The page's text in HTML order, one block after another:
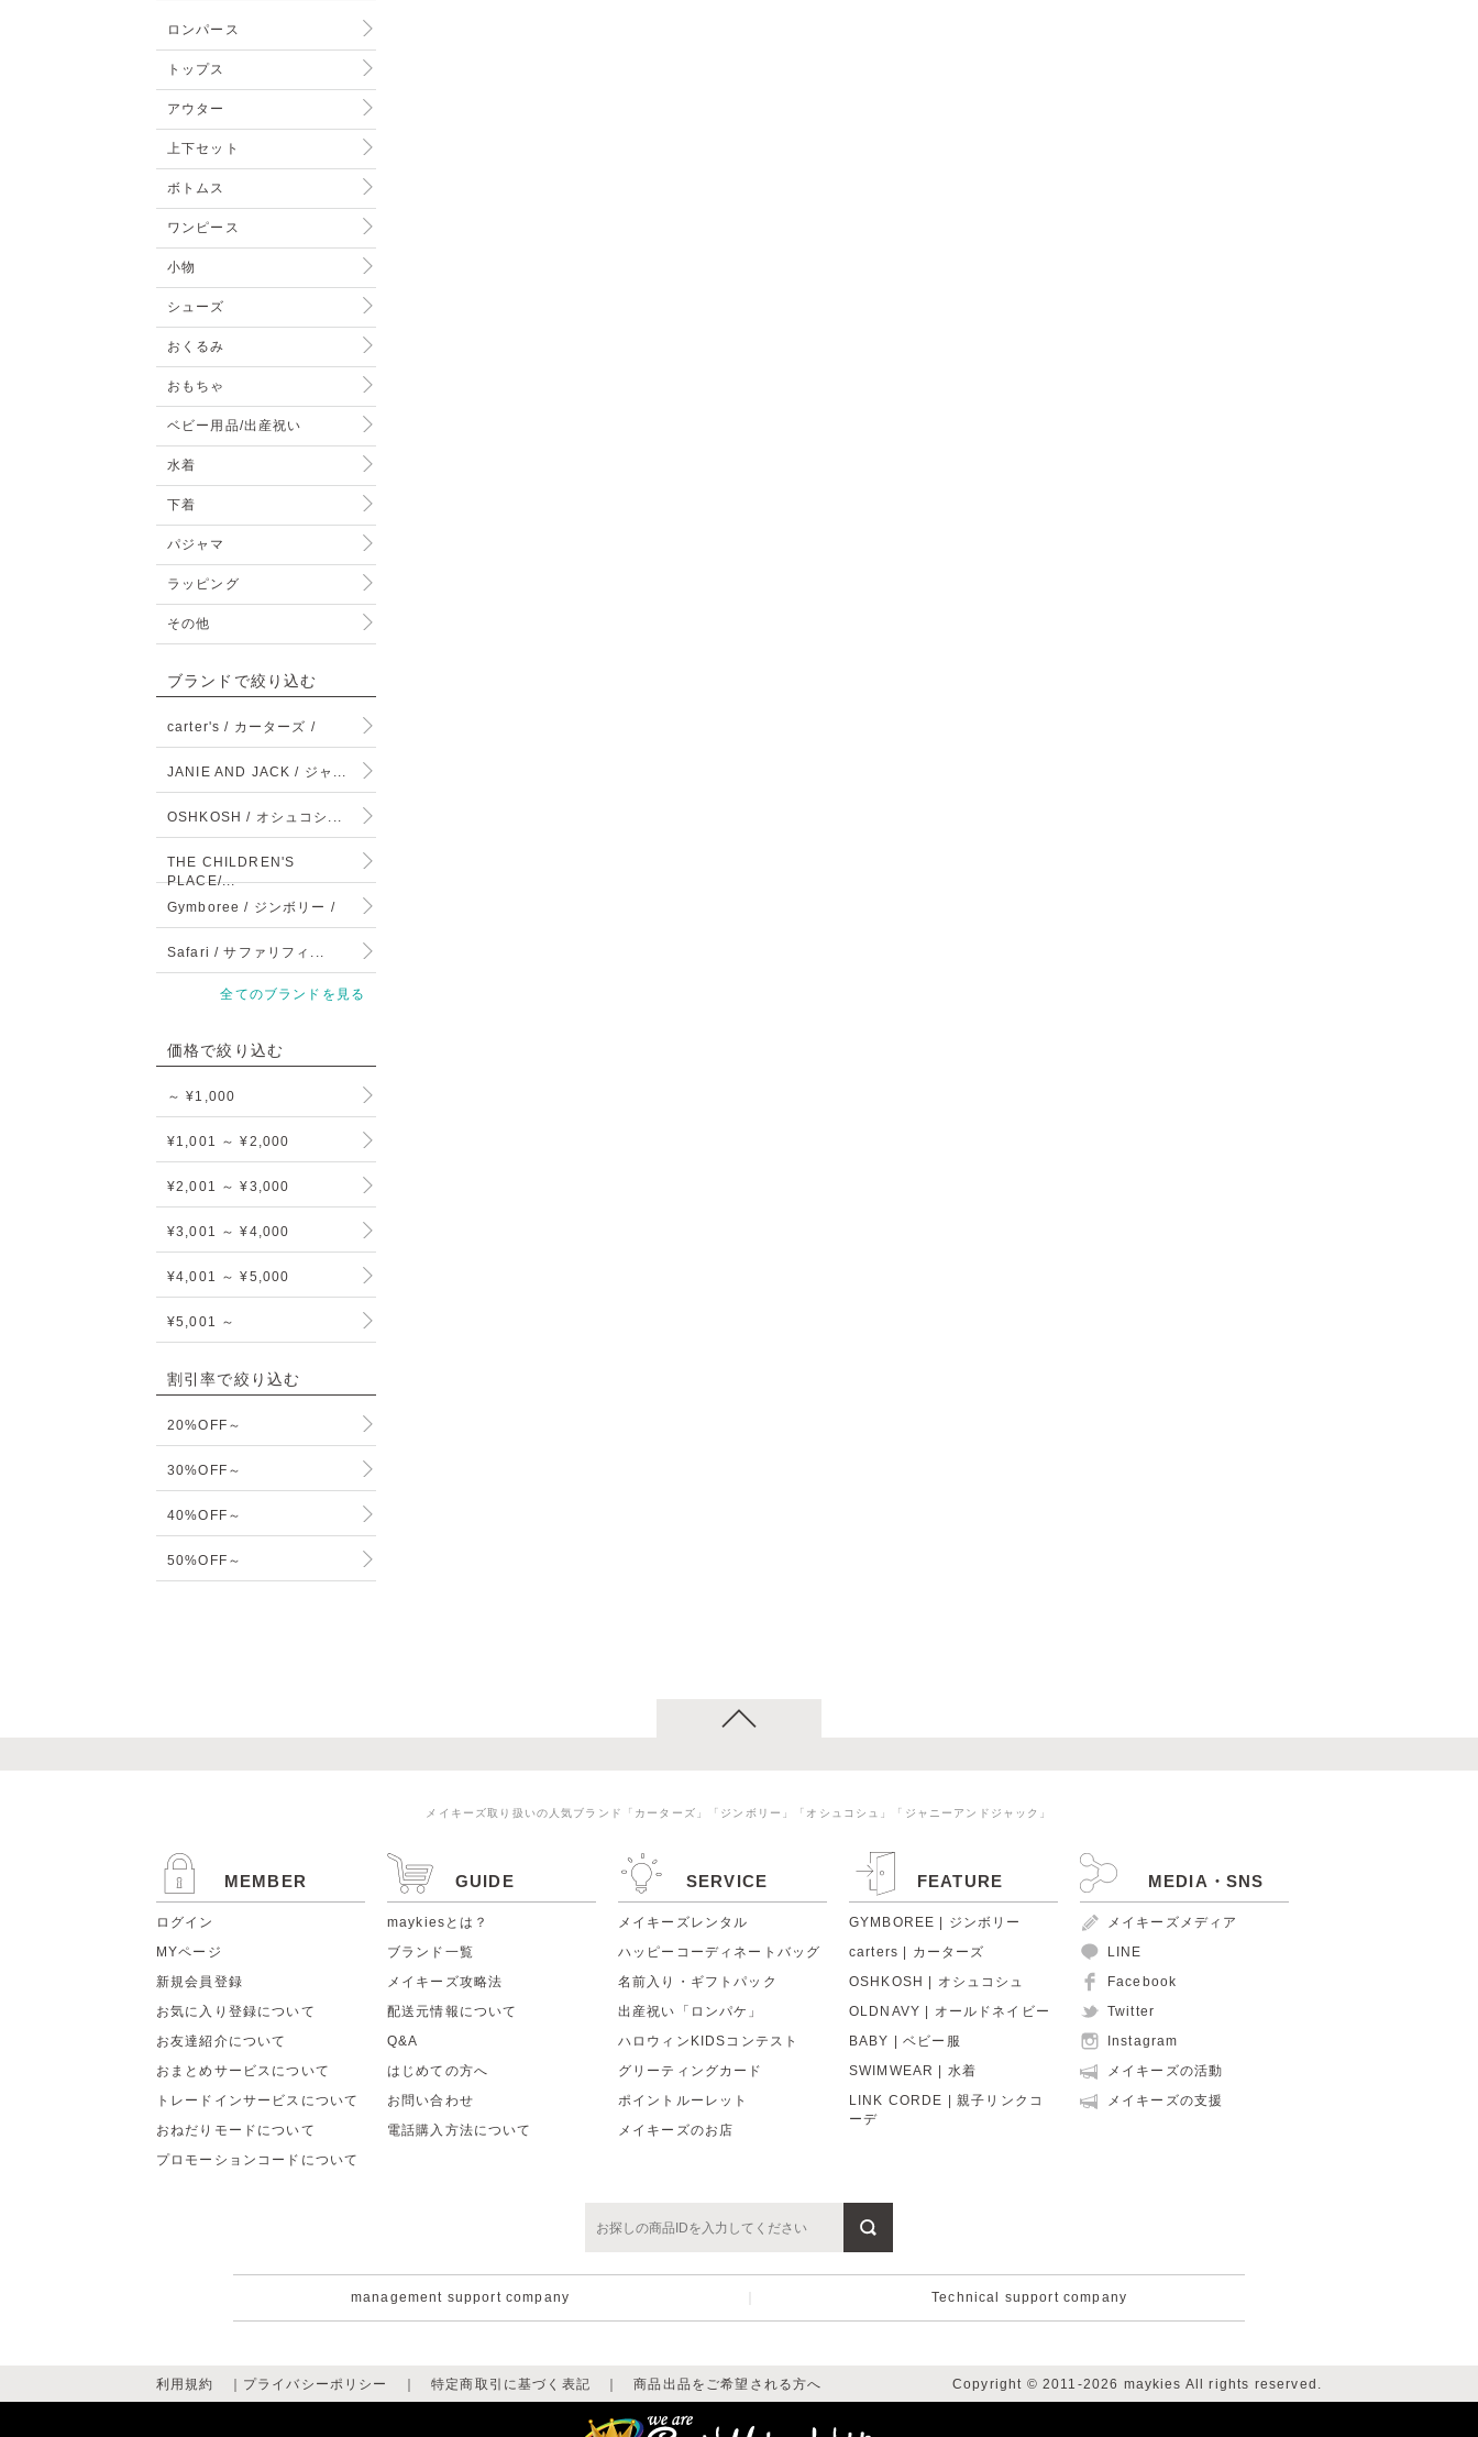
ロンパース
トップス
アウター
上下セット
ボトムス
ワンピース
小物
シューズ
おくるみ
おもちゃ
ベビー用品/出産祝い
水着
下着
パジャマ
ラッピング
その他
ブランドで絞り込む
carter's / カーターズ /
JANIE AND JACK / ジャ...
OSHKOSH / オシュコシ...
THE CHILDREN'S
PLACE/...
Gymboree / ジンボリー /
Safari / サファリフィ...
全てのブランドを見る
価格で絞り込む
～ ¥1,000
¥1,001 ～ ¥2,000
¥2,001 ～ ¥3,000
¥3,001 ～ ¥4,000
¥4,001 ～ ¥5,000
¥5,001 ～
割引率で絞り込む
20%OFF～
30%OFF～
40%OFF～
50%OFF～
メイキーズ取り扱いの人気ブランド「カーターズ」「ジンボリー」「オシュコシュ」「ジャニーアンドジャック」
MEMBER
ログイン
MYページ
新規会員登録
お気に入り登録について
お友達紹介について
おまとめサービスについて
トレードインサービスについて
おねだりモードについて
プロモーションコードについて
GUIDE
maykiesとは？
ブランド一覧
メイキーズ攻略法
配送元情報について
Q&A
はじめての方へ
お問い合わせ
電話購入方法について
SERVICE
メイキーズレンタル
ハッピーコーディネートバッグ
名前入り・ギフトパック
出産祝い「ロンパケ」
ハロウィンKIDSコンテスト
グリーティングカード
ポイントルーレット
メイキーズのお店
FEATURE
GYMBOREE | ジンボリー
carters | カーターズ
OSHKOSH | オシュコシュ
OLDNAVY | オールドネイビー
BABY | ベビー服
SWIMWEAR | 水着
LINK CORDE | 親子リンクコ
ーデ
MEDIA・SNS
メイキーズメディア
LINE
Facebook
Twitter
Instagram
メイキーズの活動
メイキーズの支援
management support company Technical support company
利用規約 ｜ プライバシーポリシー ｜特定商取引に基づく表記 ｜商品出品をご希望される方へ Copyright © 2011-2026 maykies All rights reserved.